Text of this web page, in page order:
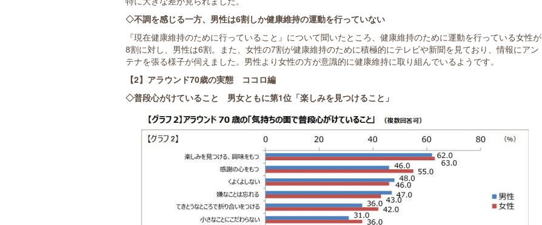
◇不調を感じる一方、男性は6割しか健康維持の運動を行っていない
『現在健康維持のために行っていること』について聞いたところ、健康維持のために運動を行っている女性が
8割に対し、男性は6割。また、女性の7割が健康維持のために積極的にテレビや新聞を見ており、情報にアン
テナを張る様子が伺えました。男性より女性の方が意識的に健康維持に取り組んでいるようです。
【2】アラウンド70歳の実態 ココロ編
◇普段心がけていること 男女ともに第1位「楽しみを見つけること」